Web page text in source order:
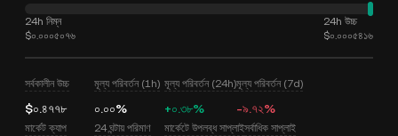
24h নিম্ন
$০.০০০৫০৭৬
24h উচ্চ
$০.০০০৫৪১৬
সর্বকালীন উচ্চ
$০.৪৭৭৮
মূল্য পরিবর্তন (1h)
০.০০%
মূল্য পরিবর্তন (24h)
+০.৩৮%
মূল্য পরিবর্তন (7d)
-৯.৭২%
মার্কেট ক্যাপ 24 ঘন্টায় পরিমাণ মার্কেটে উপলব্ধ সাপ্লাইসর্বাধিক সাপ্লাই